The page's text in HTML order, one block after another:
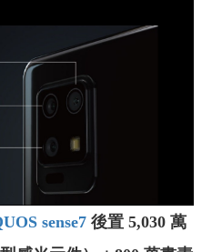
sense7 後置 5,030 萬